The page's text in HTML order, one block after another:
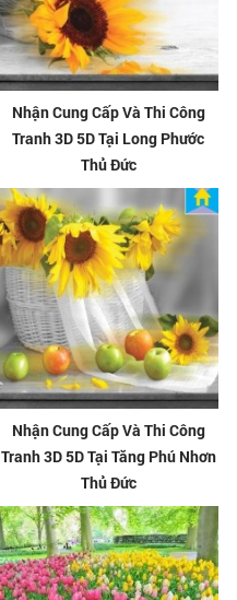
Nhận Cung Cấp Và Thi Công
Tranh 3D 5D Tại Long Phước
Thủ Đức
Nhận Cung Cấp Và Thi Công
Tranh 3D 5D Tại Tăng Phú Nhơn
Thủ Đức